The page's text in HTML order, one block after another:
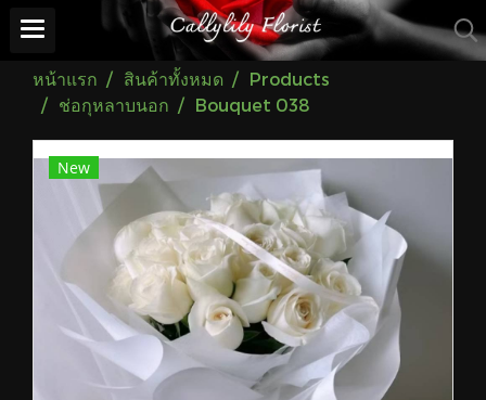
หน้าแรก สินค้าทั้งหมด
Products
ช่อกุหลาบนอก
Bouquet 038
New